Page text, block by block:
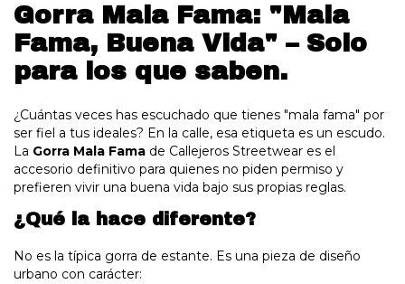
Gorra Mala Fama: "Mala
Fama, Buena Vida" – Solo
para los que saben.
¿Cuántas veces has escuchado que tienes "mala fama" por
ser fiel a tus ideales? En la calle, esa etiqueta es un escudo.
La Gorra Mala Fama de Callejeros Streetwear es el
accesorio definitivo para quienes no piden permiso y
prefieren vivir una buena vida bajo sus propias reglas.
¿Qué la hace diferente?
No es la típica gorra de estante. Es una pieza de diseño
urbano con carácter: